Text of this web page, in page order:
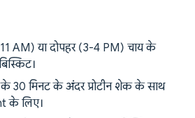
AM) या दोपहर (3-4 PM) चाय के
30 मिनट के अंदर प्रोटीन शेक के साथ
के लिए।